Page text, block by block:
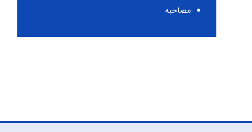
مصاحبه